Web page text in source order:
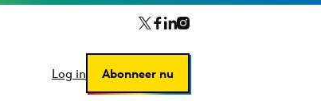
Log in Abonneer nu
Log in Abonneer nu